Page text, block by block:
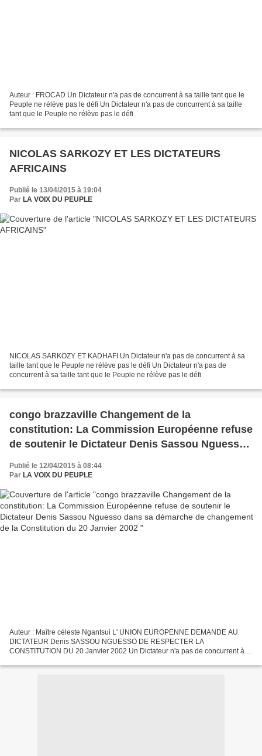
Auteur : FROCAD Un Dictateur n'a pas de concurrent à sa taille tant que le
Peuple ne rélève pas le défi Un Dictateur n'a pas de concurrent à sa taille
tant que le Peuple ne rélève pas le défi
NICOLAS SARKOZY ET LES DICTATEURS
AFRICAINS
Publié le 13/04/2015 à 19:04
Par LA VOIX DU PEUPLE
NICOLAS SARKOZY ET KADHAFI Un Dictateur n'a pas de concurrent à sa
taille tant que le Peuple ne rélève pas le défi Un Dictateur n'a pas de
concurrent à sa taille tant que le Peuple ne rélève pas le défi
congo brazzaville Changement de la
constitution: La Commission Européenne refuse
de soutenir le Dictateur Denis Sassou Nguesso
dans sa démarche de changement de la
Constitution du 20 Janvier 2002
Publié le 12/04/2015 à 08:44
Par LA VOIX DU PEUPLE
Auteur : Maître céleste Ngantsui L' UNION EUROPENNE DEMANDE AU
DICTATEUR Denis SASSOU NGUESSO DE RESPECTER LA
CONSTITUTION DU 20 Janvier 2002 Un Dictateur n'a pas de concurrent à